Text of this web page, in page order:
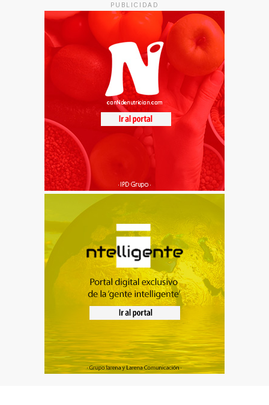
PUBLICIDAD